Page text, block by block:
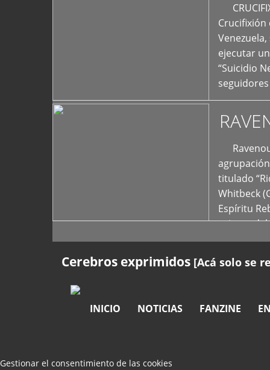
Crucifixión
ejecutar
“Suicidio
titulado
Whitbeck
Espíritu
oriente
Cerebros exprimidos [Acá solo se
INICIO NOTICIAS FANZINE
Gestionar el consentimiento de las cookies